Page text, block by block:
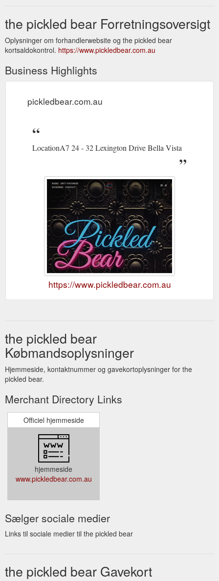
the pickled bear Forretningsoversigt
Oplysninger om forhandlerwebsite og the pickled bear
kortsaldokontrol. https://www.pickledbear.com.au
Business Highlights
pickledbear.com.au
LocationA7 24 - 32 Lexington Drive Bella Vista
https://www.pickledbear.com.au
the pickled bear
Købmandsoplysninger
Hjemmeside, kontaktnummer og gavekortoplysninger for the
pickled bear.
Merchant Directory Links
Officiel hjemmeside
hjemmeside
www.pickledbear.com.au
Sælger sociale medier
Links til sociale medier til the pickled bear
the pickled bear Gavekort